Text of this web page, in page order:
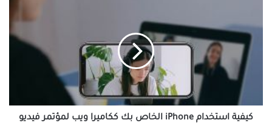
iPhone
الخاص
ككاميرا
لمؤتمر
فيديو
كيفية استخدام iPhone الخاص بك ككاميرا ويب لمؤتمر فيديو